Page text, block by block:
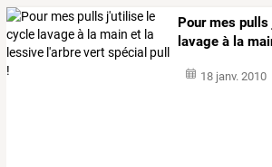
Pourmes pulls
lavage à la
18 janv. 2010